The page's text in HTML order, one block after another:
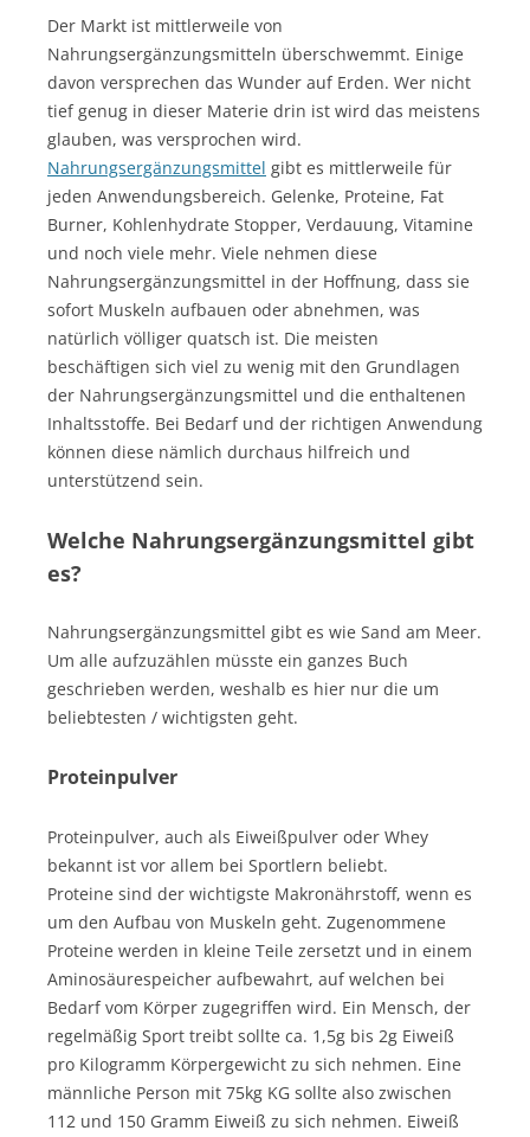
Der Markt ist mittlerweile von
Nahrungsergänzungsmitteln überschwemmt. Einige
davon versprechen das Wunder auf Erden. Wer nicht
tief genug in dieser Materie drin ist wird das meistens
glauben, was versprochen wird.
Nahrungsergänzungsmittel gibt es mittlerweile für
jeden Anwendungsbereich. Gelenke, Proteine, Fat
Burner, Kohlenhydrate Stopper, Verdauung, Vitamine
und noch viele mehr. Viele nehmen diese
Nahrungsergänzungsmittel in der Hoffnung, dass sie
sofort Muskeln aufbauen oder abnehmen, was
natürlich völliger quatsch ist. Die meisten
beschäftigen sich viel zu wenig mit den Grundlagen
der Nahrungsergänzungsmittel und die enthaltenen
Inhaltsstoffe. Bei Bedarf und der richtigen Anwendung
können diese nämlich durchaus hilfreich und
unterstützend sein.
Welche Nahrungsergänzungsmittel gibt
es?
Nahrungsergänzungsmittel gibt es wie Sand am Meer.
Um alle aufzuzählen müsste ein ganzes Buch
geschrieben werden, weshalb es hier nur die um
beliebtesten / wichtigsten geht.
Proteinpulver
Proteinpulver, auch als Eiweißpulver oder Whey
bekannt ist vor allem bei Sportlern beliebt.
Proteine sind der wichtigste Makronährstoff, wenn es
um den Aufbau von Muskeln geht. Zugenommene
Proteine werden in kleine Teile zersetzt und in einem
Aminosäurespeicher aufbewahrt, auf welchen bei
Bedarf vom Körper zugegriffen wird. Ein Mensch, der
regelmäßig Sport treibt sollte ca. 1,5g bis 2g Eiweiß
pro Kilogramm Körpergewicht zu sich nehmen. Eine
männliche Person mit 75kg KG sollte also zwischen
112 und 150 Gramm Eiweiß zu sich nehmen. Eiweiß